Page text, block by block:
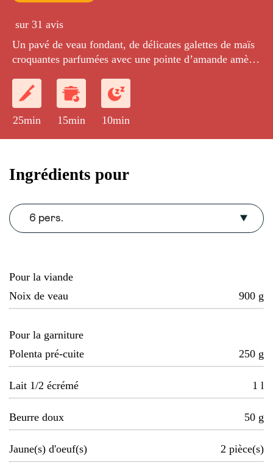
sur 31 avis
Un pavé de veau fondant, de délicates galettes de maïs
croquantes parfumées avec une pointe d’amande amère.
25min 15min 10min
Ingrédients pour
6 pers.
Pour la viande
Noix de veau
900 g
Pour la garniture
Polenta pré-cuite
250 g
Lait 1/2 écrémé 1 l
Beurre doux 50 g
Jaune(s) d'oeuf(s) 2 pièce(s)